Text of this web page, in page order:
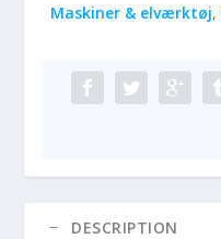
Maskiner & elværktøj,
DESCRIPTION